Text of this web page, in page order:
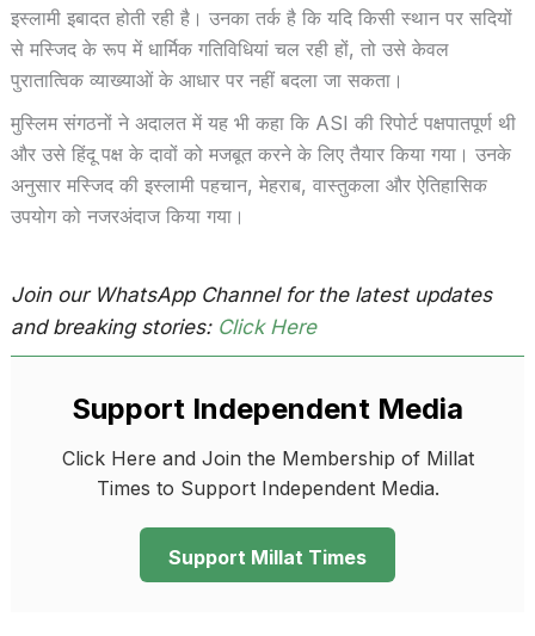
इस्लामी इबादत होती रही है। उनका तर्क है कि यदि किसी स्थान पर सदियों
से मस्जिद के रूप में धार्मिक गतिविधियां चल रही हों, तो उसे केवल
पुरातात्विक व्याख्याओं के आधार पर नहीं बदला जा सकता।
मुस्लिम संगठनों ने अदालत में यह भी कहा कि ASI की रिपोर्ट पक्षपातपूर्ण थी
और उसे हिंदू पक्ष के दावों को मजबूत करने के लिए तैयार किया गया। उनके
अनुसार मस्जिद की इस्लामी पहचान, मेहराब, वास्तुकला और ऐतिहासिक
उपयोग को नजरअंदाज किया गया।
Join our WhatsApp Channel for the latest updates
and breaking stories: Click Here
Support Independent Media
Click Here and Join the Membership of Millat
Times to Support Independent Media.
Support Millat Times